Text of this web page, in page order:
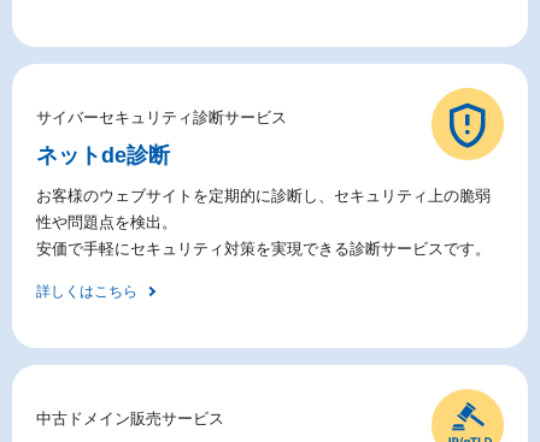
サイバーセキュリティ診断サービス
ネットde診断
お客様のウェブサイトを定期的に診断し、セキュリティ上の脆弱
性や問題点を検出。
安価で手軽にセキュリティ対策を実現できる診断サービスです。
詳しくはこちら
中古ドメイン販売サービス